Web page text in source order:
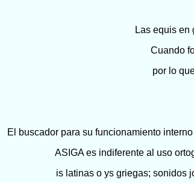
Las equis en
Cuando
por lo
El buscador para su funcionamiento
ASIGA es indiferente al uso
is latinas o ys griegas; sonidos